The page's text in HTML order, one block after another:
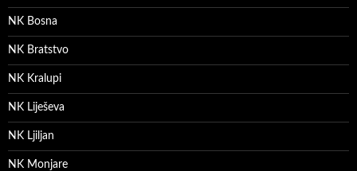
NK Bosna
NK Bratstvo
NK Kralupi
NK Liješeva
NK Ljiljan
NK Monjare